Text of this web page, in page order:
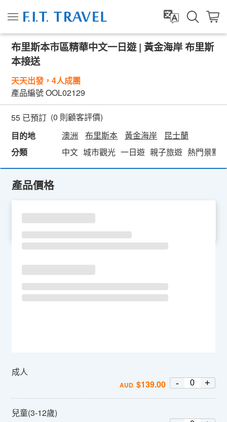
布里斯本市區精華中文一日遊 | 黃金海岸 布里斯
本接送
天天出發，4人成團
產品編號OOL02129
55 已預訂 (0 則顧客評價)
目的地
澳洲 布里斯本 黃金海岸
昆士蘭
分類
中文 城市觀光 一日遊 親子旅遊 熱門景點
產品價格
成人
AUD $139.00 - +
兒童(3-12歲)